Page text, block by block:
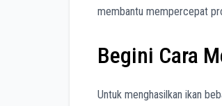
membantu mempercepat
Begini Cara
Untuk menghasilkan ikan